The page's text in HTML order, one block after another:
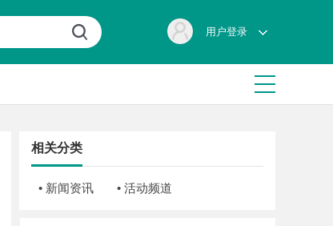
用户登录
相关分类
• 新闻资讯 • 活动频道